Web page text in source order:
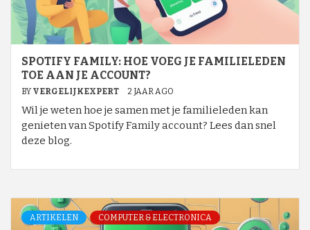
SPOTIFY FAMILY: HOE VOEG JE FAMILIELEDEN
TOE AAN JE ACCOUNT?
BY VERGELIJKEXPERT 2 JAAR AGO
Wil je weten hoe je samen met je familieleden kan
genieten van Spotify Family account? Lees dan snel
deze blog.
ARTIKELEN COMPUTER & ELECTRONICA